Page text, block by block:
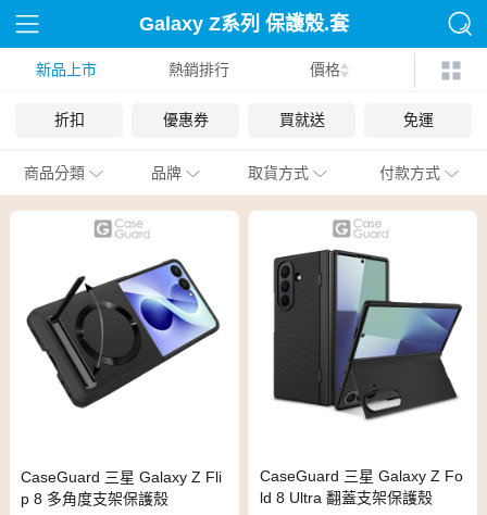
Galaxy Z系列 保護殼.套
新品上市 熱銷排行 價格
折扣 優惠券 買就送 免運
商品分類 品牌 取貨方式 付款方式
CaseGuard 三星 Galaxy Z Fli
p 8 多角度支架保護殼
CaseGuard 三星 Galaxy Z Fo
ld 8 Ultra 翻蓋支架保護殼